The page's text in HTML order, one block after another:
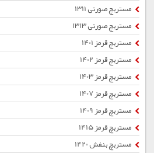
مستربچ صورتی 1311
مستربچ صورتی 1313
مستربچ قرمز 1401
مستربچ قرمز 1402
مستربچ قرمز 1403
مستربچ قرمز 1407
مستربچ قرمز 1409
مستربچ قرمز 1415
مستربچ بنفش 1420